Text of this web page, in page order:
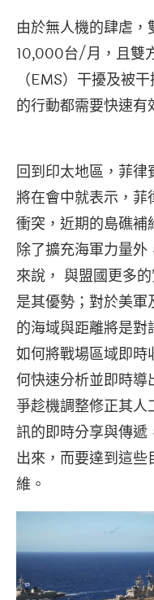
由於無人機的肆虐
10,000台/月，且雙
（EMS）干擾及被
的行動都需要快速有
回到印太地區，菲
將在會中就表示，
衝突，近期的島礁補
除了擴充海軍力量
來說， 與盟國更多
是其優勢；對於美
的海域與距離將是對
如何將戰場區域即
何快速分析並即時
爭趁機調整修正其
訊的即時分享與傳
出來，而要達到這
維。